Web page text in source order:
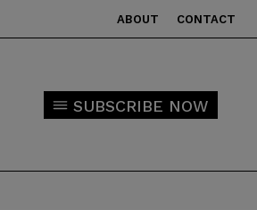
ABOUT CONTACT
SUBSCRIBE NOW